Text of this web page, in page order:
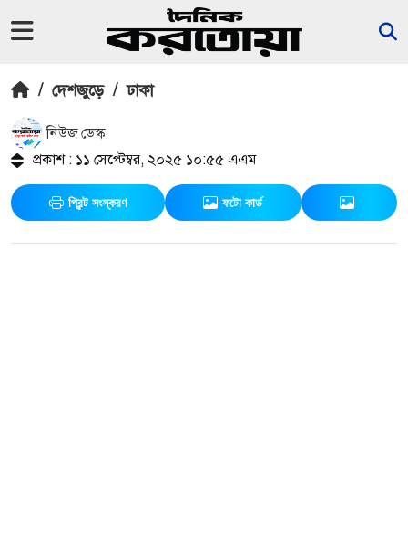
/ দেশজুড়ে / ঢাকা
নিউজ ডেস্ক
প্রকাশ : ১১ সেপ্টেম্বর, ২০২৫ ১০:৫৫ এএম
প্রিন্ট সংস্করণ ফটো কার্ড